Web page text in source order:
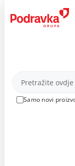
content
Samo novi